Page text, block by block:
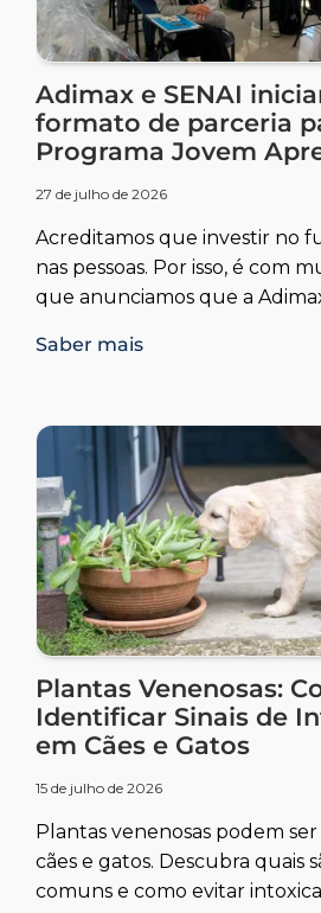
Adimax e SENAI
formato de parceria
Programa Jovem
27 de julho de 2026
Acreditamos que investir no
nas pessoas. Por isso, é com
que anunciamos que a
Saber mais
Plantas Venenosas:
Identificar Sinais de
em Cães e Gatos
15 de julho de 2026
Plantas venenosas podem
cães e gatos. Descubra quais
comuns e como evitar